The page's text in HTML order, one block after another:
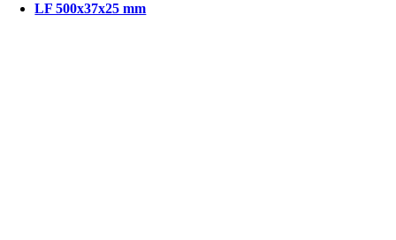
LF 500x37x25 mm